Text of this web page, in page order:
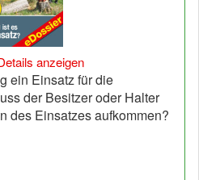
anzeigen
ein Einsatz für die
der Besitzer oder Halter
des Einsatzes aufkommen?